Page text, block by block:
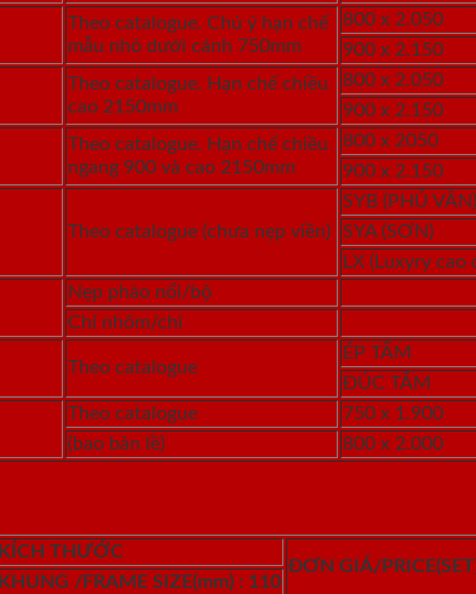
Theo catalogue. Chú ý hạn chế
mẫu nhỏ dưới cánh 750mm
800 x 2.050
900 x 2.150
Theo catalogue. Hạn chế chiều
cao 2150mm
800 x 2.050
900 x 2.150
Theo catalogue. Hạn chế chiều
ngang 900 và cao 2150mm
800 x 2050
900 x 2.150
Theo catalogue (chưa nẹp viền)
SYB (PHỦ VÂN)
SYA (SƠN)
LX (Luxyry cao
Nẹp phào nổi/bộ
Chỉ nhôm/chỉ
Theo catalogue
ÉP TẤM
ĐÚC TẤM
Theo catalogue 750 x 1.900
(bao bản lề)
800 x 2.000
KÍCH THƯỚC
ĐƠN GIÁ/PRICE
KHUNG /FRAME SIZE(mm) : 110